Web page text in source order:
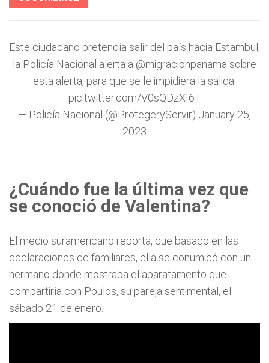
Este ciudadano pretendía salir del país hacia Estambul,
la Policía Nacional alerta a @migracionpanama sobre
esta alerta, para que se le impidiera la salida.
pic.twitter.com/V0sQDzXI6T
— Policía Nacional (@ProtegeryServir) January 25,
2023
¿Cuándo fue la última vez que
se conoció de Valentina?
El medio suramericano reporta, que basado en las
declaraciones de familiares, ella se conumicó con un
hermano donde mostraba el aparatamento que
compartiría con Poulos, su pareja sentimental, el
sábado 21 de enero.